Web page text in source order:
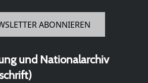
ABONNIEREN
und Nationalarchiv